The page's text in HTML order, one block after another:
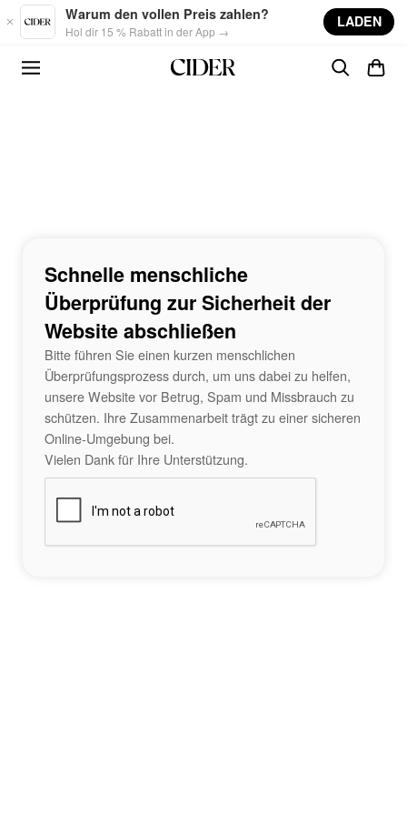
Skip to main content
Warum den vollen Preis zahlen?
Hol dir 15 % Rabatt in der App →
LADEN
Schnelle menschliche
Überprüfung zur Sicherheit der
Website abschließen
Bitte führen Sie einen kurzen menschlichen
Überprüfungsprozess durch, um uns dabei zu helfen,
unsere Website vor Betrug, Spam und Missbrauch zu
schützen. Ihre Zusammenarbeit trägt zu einer sicheren
Online-Umgebung bei.
Vielen Dank für Ihre Unterstützung.